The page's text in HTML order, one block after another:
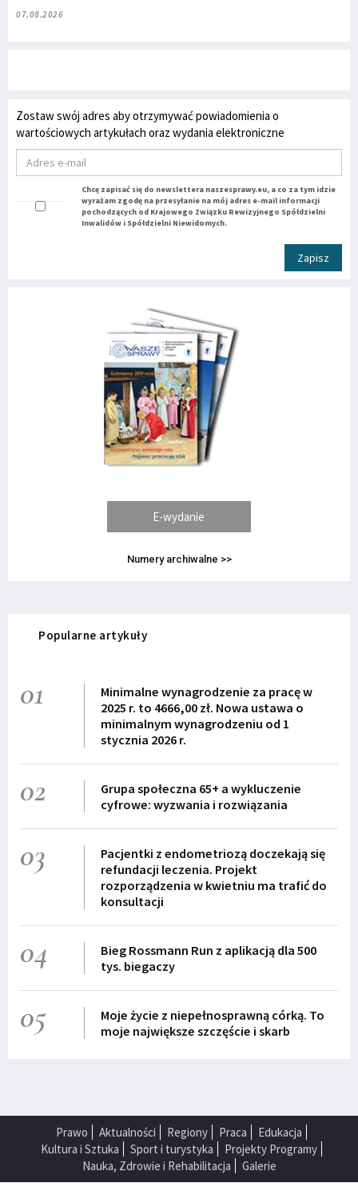
07.08.2026
Zostaw swój adres aby otrzymywać powiadomienia o
wartościowych artykułach oraz wydania elektroniczne
Chcę zapisać się do newslettera naszesprawy.eu, a co za tym idzie
wyrażam zgodę na przesyłanie na mój adres e-mail informacji
pochodzących od Krajowego Związku Rewizyjnego Spółdzielni
Inwalidów i Spółdzielni Niewidomych.
Zapisz
E-wydanie
Numery archiwalne >>
Popularne artykuły
01
Minimalne wynagrodzenie za pracę w
2025 r. to 4666,00 zł. Nowa ustawa o
minimalnym wynagrodzeniu od 1
stycznia 2026 r.
02
Grupa społeczna 65+ a wykluczenie
cyfrowe: wyzwania i rozwiązania
03
Pacjentki z endometriozą doczekają się
refundacji leczenia. Projekt
rozporządzenia w kwietniu ma trafić do
konsultacji
04
Bieg Rossmann Run z aplikacją dla 500
tys. biegaczy
05
Moje życie z niepełnosprawną córką. To
moje największe szczęście i skarb
Prawo Aktualności Regiony Praca
Edukacja
Kultura i Sztuka
Sport i turystyka
Projekty Programy
Nauka, Zdrowie i Rehabilitacja
Galerie